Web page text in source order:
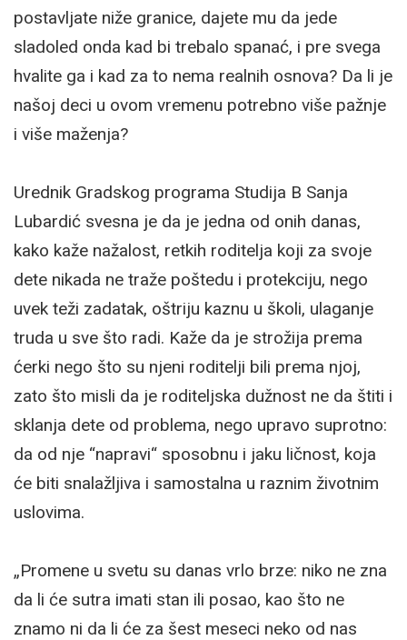
postavljate niže granice, dajete mu da jede
sladoled onda kad bi trebalo spanać, i pre svega
hvalite ga i kad za to nema realnih osnova? Da li je
našoj deci u ovom vremenu potrebno više pažnje
i više maženja?
Urednik Gradskog programa Studija B Sanja
Lubardić svesna je da je jedna od onih danas,
kako kaže nažalost, retkih roditelja koji za svoje
dete nikada ne traže poštedu i protekciju, nego
uvek teži zadatak, oštriju kaznu u školi, ulaganje
truda u sve što radi. Kaže da je strožija prema
ćerki nego što su njeni roditelji bili prema njoj,
zato što misli da je roditeljska dužnost ne da štiti i
sklanja dete od problema, nego upravo suprotno:
da od nje “napravi“ sposobnu i jaku ličnost, koja
će biti snalažljiva i samostalna u raznim životnim
uslovima.
„Promene u svetu su danas vrlo brze: niko ne zna
da li će sutra imati stan ili posao, kao što ne
znamo ni da li će za šest meseci neko od nas